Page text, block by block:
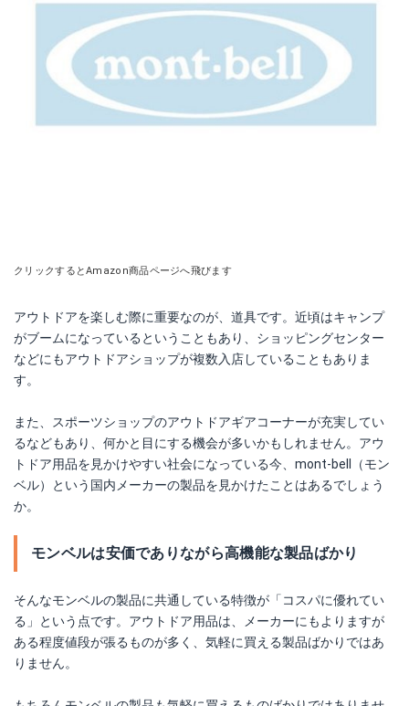
クリックするとAmazon商品ページへ飛びます
アウトドアを楽しむ際に重要なのが、道具です。近頃はキャンプ
がブームになっているということもあり、ショッピングセンター
などにもアウトドアショップが複数入店していることもありま
す。
また、スポーツショップのアウトドアギアコーナーが充実してい
るなどもあり、何かと目にする機会が多いかもしれません。アウ
トドア用品を見かけやすい社会になっている今、mont-bell（モン
ベル）という国内メーカーの製品を見かけたことはあるでしょう
か。
モンベルは安価でありながら高機能な製品ばかり
そんなモンベルの製品に共通している特徴が「コスパに優れてい
る」という点です。アウトドア用品は、メーカーにもよりますが
ある程度値段が張るものが多く、気軽に買える製品ばかりではあ
りません。